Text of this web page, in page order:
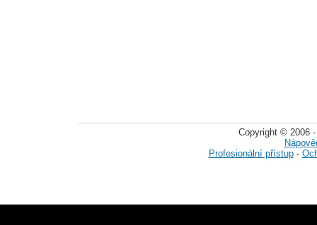
Copyright © 2006
Profesionální přístup-